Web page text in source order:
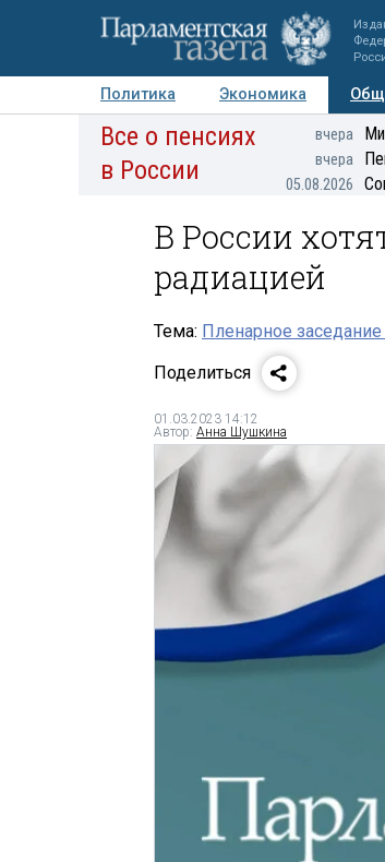
Политика Экономика
Авторы Персоны Мнения
Все о пенсиях
в России
вчера
вчера
05.08.2026
В России
радиацией
Тема: Пленарное
Поделиться
01.03.2023 14:12
Автор: Анна Шушкина